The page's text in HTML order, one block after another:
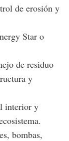
de erosión y
Star o
de residuo
y
interior y
bombas,